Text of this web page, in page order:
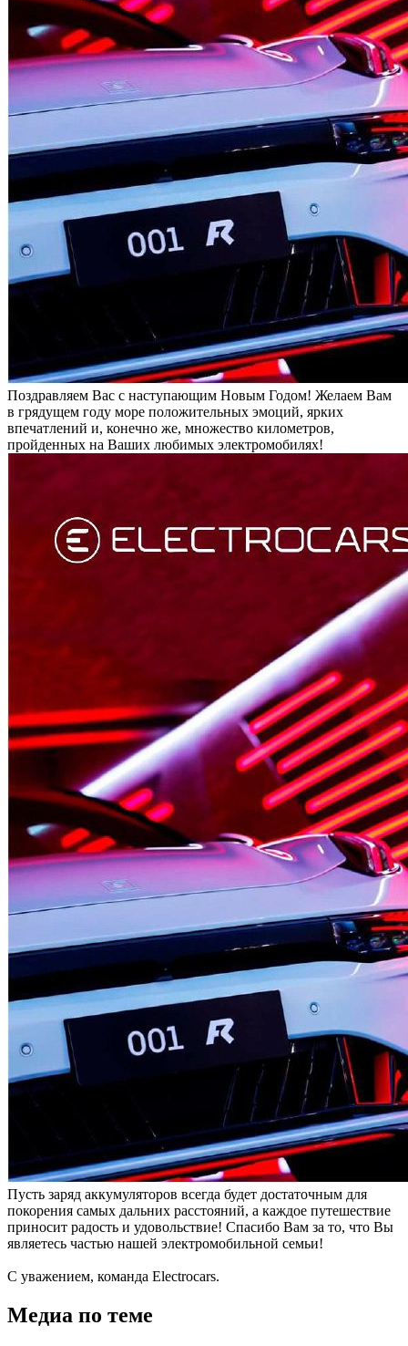
Поздравляем Вас с наступающим Новым Годом! Желаем Вам
в грядущем году море положительных эмоций, ярких
впечатлений и, конечно же, множество километров,
пройденных на Ваших любимых электромобилях!
Пусть заряд аккумуляторов всегда будет достаточным для
покорения самых дальних расстояний, а каждое путешествие
приносит радость и удовольствие! Спасибо Вам за то, что Вы
являетесь частью нашей электромобильной семьи!
С уважением, команда Electrocars.
Медиа по теме